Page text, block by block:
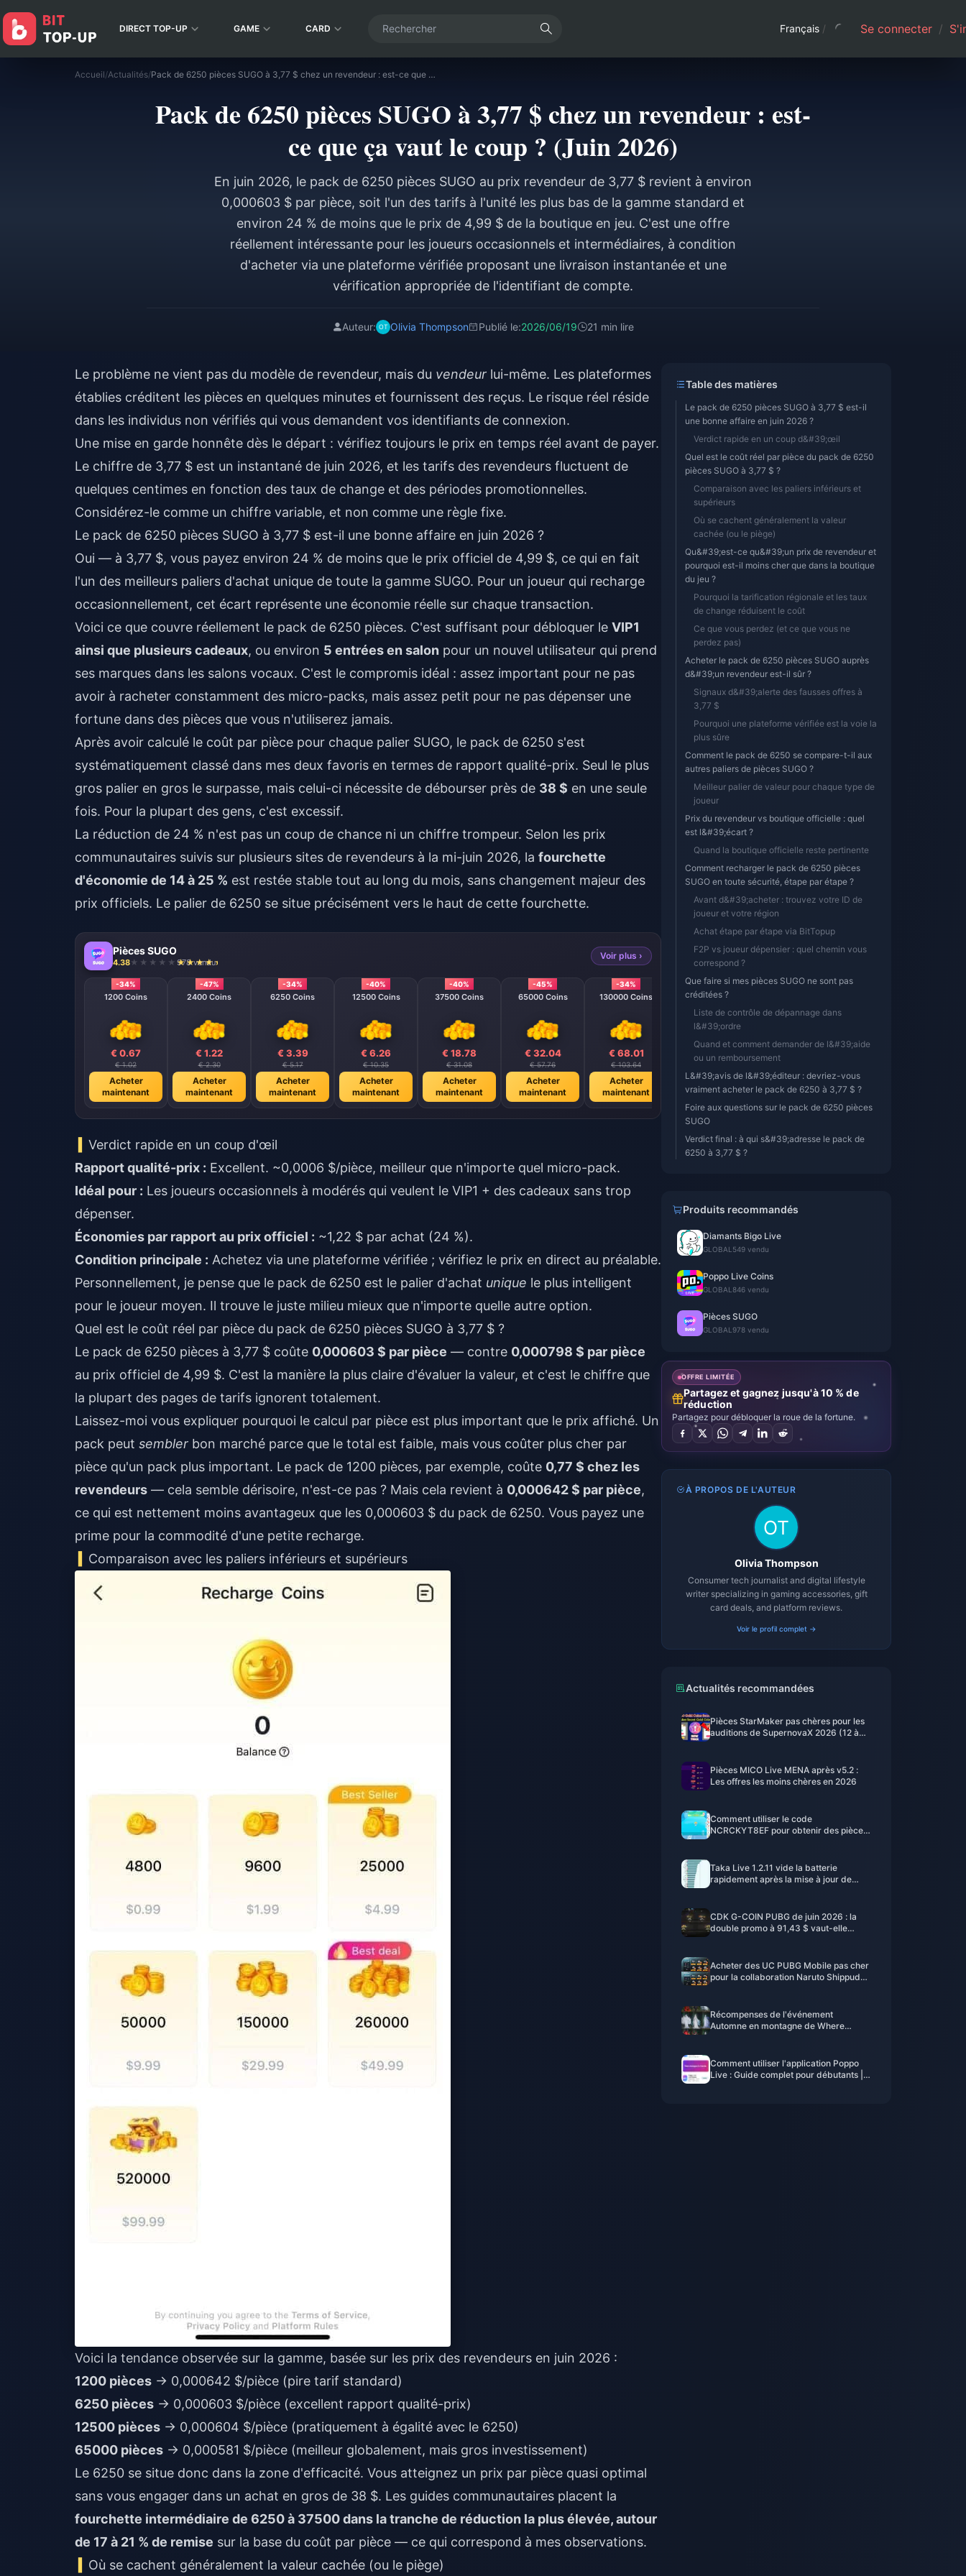
DIRECT TOP-UP GAME CARD Français / Se connecter /
Accueil/Actualités/ Pack de 6250 pièces SUGO à 3,77 $ chez un revendeur : est-ce que ça vaut le coup ? (Juin 2026)
Pack de 6250 pièces SUGO à 3,77 $ chez un revendeur : est-
ce que ça vaut le coup ? (Juin 2026)
En juin 2026, le pack de 6250 pièces SUGO au prix revendeur de 3,77 $ revient à environ
0,000603 $ par pièce, soit l'un des tarifs à l'unité les plus bas de la gamme standard et
environ 24 % de moins que le prix de 4,99 $ de la boutique en jeu. C'est une offre
réellement intéressante pour les joueurs occasionnels et intermédiaires, à condition
d'acheter via une plateforme vérifiée proposant une livraison instantanée et une
vérification appropriée de l'identifiant de compte.
Auteur: Olivia Thompson Publié le:2026/06/19 21 min lire
Le problème ne vient pas du modèle de revendeur, mais du vendeur lui-même. Les plateformes
établies créditent les pièces en quelques minutes et fournissent des reçus. Le risque réel réside
dans les individus non vérifiés qui vous demandent vos identifiants de connexion.
Une mise en garde honnête dès le départ : vérifiez toujours le prix en temps réel avant de payer.
Le chiffre de 3,77 $ est un instantané de juin 2026, et les tarifs des revendeurs fluctuent de
quelques centimes en fonction des taux de change et des périodes promotionnelles.
Considérez-le comme un chiffre variable, et non comme une règle fixe.
Le pack de 6250 pièces SUGO à 3,77 $ est-il une bonne affaire en juin 2026 ?
Oui — à 3,77 $, vous payez environ 24 % de moins que le prix officiel de 4,99 $, ce qui en fait
l'un des meilleurs paliers d'achat unique de toute la gamme SUGO. Pour un joueur qui recharge
occasionnellement, cet écart représente une économie réelle sur chaque transaction.
Voici ce que couvre réellement le pack de 6250 pièces. C'est suffisant pour débloquer le VIP1
ainsi que plusieurs cadeaux, ou environ 5 entrées en salon pour un nouvel utilisateur qui prend
ses marques dans les salons vocaux. C'est le compromis idéal : assez important pour ne pas
avoir à racheter constamment des micro-packs, mais assez petit pour ne pas dépenser une
fortune dans des pièces que vous n'utiliserez jamais.
Après avoir calculé le coût par pièce pour chaque palier SUGO, le pack de 6250 s'est
systématiquement classé dans mes deux favoris en termes de rapport qualité-prix. Seul le plus
gros palier en gros le surpasse, mais celui-ci nécessite de débourser près de 38 $ en une seule
fois. Pour la plupart des gens, c'est excessif.
La réduction de 24 % n'est pas un coup de chance ni un chiffre trompeur. Selon les prix
communautaires suivis sur plusieurs sites de revendeurs à la mi-juin 2026, la fourchette
d'économie de 14 à 25 % est restée stable tout au long du mois, sans changement majeur des
prix officiels. Le palier de 6250 se situe précisément vers le haut de cette fourchette.
Pièces SUGO
4.38 978 vendu
Voir plus ›
-34%
1200 Coins
€ 0.67
€ 1.02
Acheter
maintenant
-47%
2400 Coins
€ 1.22
€ 2.30
Acheter
maintenant
-34%
6250 Coins
€ 3.39
€ 5.17
Acheter
maintenant
-40%
12500 Coins
€ 6.26
€ 10.35
Acheter
maintenant
-40%
37500 Coins
€ 18.78
€ 31.08
Acheter
maintenant
-45%
65000 Coins
€ 32.04
€ 57.76
Acheter
maintenant
-34%
130000 Coins
€ 68.01
€ 103.64
Acheter
maintenant
Verdict rapide en un coup d'œil
Rapport qualité-prix : Excellent. ~0,0006 $/pièce, meilleur que n'importe quel micro-pack.
Idéal pour : Les joueurs occasionnels à modérés qui veulent le VIP1 + des cadeaux sans trop
dépenser.
Économies par rapport au prix officiel : ~1,22 $ par achat (24 %).
Condition principale : Achetez via une plateforme vérifiée ; vérifiez le prix en direct au préalable.
Personnellement, je pense que le pack de 6250 est le palier d'achat unique le plus intelligent
pour le joueur moyen. Il trouve le juste milieu mieux que n'importe quelle autre option.
Quel est le coût réel par pièce du pack de 6250 pièces SUGO à 3,77 $ ?
Le pack de 6250 pièces à 3,77 $ coûte 0,000603 $ par pièce — contre 0,000798 $ par pièce
au prix officiel de 4,99 $. C'est la manière la plus claire d'évaluer la valeur, et c'est le chiffre que
la plupart des pages de tarifs ignorent totalement.
Laissez-moi vous expliquer pourquoi le calcul par pièce est plus important que le prix affiché. Un
pack peut sembler bon marché parce que le total est faible, mais vous coûter plus cher par
pièce qu'un pack plus important. Le pack de 1200 pièces, par exemple, coûte 0,77 $ chez les
revendeurs — cela semble dérisoire, n'est-ce pas ? Mais cela revient à 0,000642 $ par pièce,
ce qui est nettement moins avantageux que les 0,000603 $ du pack de 6250. Vous payez une
prime pour la commodité d'une petite recharge.
Comparaison avec les paliers inférieurs et supérieurs
Voici la tendance observée sur la gamme, basée sur les prix des revendeurs en juin 2026 :
1200 pièces → 0,000642 $/pièce (pire tarif standard)
6250 pièces → 0,000603 $/pièce (excellent rapport qualité-prix)
12500 pièces → 0,000604 $/pièce (pratiquement à égalité avec le 6250)
65000 pièces → 0,000581 $/pièce (meilleur globalement, mais gros investissement)
Le 6250 se situe donc dans la zone d'efficacité. Vous atteignez un prix par pièce quasi optimal
sans vous engager dans un achat en gros de 38 $. Les guides communautaires placent la
fourchette intermédiaire de 6250 à 37500 dans la tranche de réduction la plus élevée, autour
de 17 à 21 % de remise sur la base du coût par pièce — ce qui correspond à mes observations.
Où se cachent généralement la valeur cachée (ou le piège)
Table des matières
Le pack de 6250 pièces SUGO à 3,77 $ est-il
une bonne affaire en juin 2026 ?
Verdict rapide en un coup d&#39;œil
Quel est le coût réel par pièce du pack de 6250
pièces SUGO à 3,77 $ ?
Comparaison avec les paliers inférieurs et
supérieurs
Où se cachent généralement la valeur
cachée (ou le piège)
Qu&#39;est-ce qu&#39;un prix de revendeur et
pourquoi est-il moins cher que dans la boutique
du jeu ?
Pourquoi la tarification régionale et les taux
de change réduisent le coût
Ce que vous perdez (et ce que vous ne
perdez pas)
Acheter le pack de 6250 pièces SUGO auprès
d&#39;un revendeur est-il sûr ?
Signaux d&#39;alerte des fausses offres à
3,77 $
Pourquoi une plateforme vérifiée est la voie la
plus sûre
Comment le pack de 6250 se compare-t-il aux
autres paliers de pièces SUGO ?
Meilleur palier de valeur pour chaque type de
joueur
Prix du revendeur vs boutique officielle : quel
est l&#39;écart ?
Quand la boutique officielle reste pertinente
Comment recharger le pack de 6250 pièces
SUGO en toute sécurité, étape par étape ?
Avant d&#39;acheter : trouvez votre ID de
joueur et votre région
Achat étape par étape via BitTopup
F2P vs joueur dépensier : quel chemin vous
correspond ?
Que faire si mes pièces SUGO ne sont pas
créditées ?
Liste de contrôle de dépannage dans
l&#39;ordre
Quand et comment demander de l&#39;aide
ou un remboursement
L&#39;avis de l&#39;éditeur : devriez-vous
vraiment acheter le pack de 6250 à 3,77 $ ?
Foire aux questions sur le pack de 6250 pièces
SUGO
Verdict final : à qui s&#39;adresse le pack de
6250 à 3,77 $ ?
Produits recommandés
Diamants Bigo Live
GLOBAL 549 vendu
Poppo Live Coins
GLOBAL 846 vendu
Pièces SUGO
GLOBAL 978 vendu
OFFRE LIMITÉE
Partagez et gagnez jusqu'à 10 % de
réduction
Partagez pour débloquer la roue de la fortune.
À PROPOS DE L'AUTEUR
Olivia Thompson
Consumer tech journalist and digital lifestyle
writer specializing in gaming accessories, gift
card deals, and platform reviews.
Voir le profil complet →
Actualités recommandées
Pièces StarMaker pas chères pour les
auditions de SupernovaX 2026 (12 à
Pièces MICO Live MENA après v5.2 :
Les offres les moins chères en 2026
Comment utiliser le code
NCRCKYT8EF pour obtenir des pièces
Taka Live 1.2.11 vide la batterie
rapidement après la mise à jour de
CDK G-COIN PUBG de juin 2026 : la
double promo à 91,43 $ vaut-elle
Acheter des UC PUBG Mobile pas cher
pour la collaboration Naruto Shippuden
Récompenses de l'événement
Automne en montagne de Where
Comment utiliser l'application Poppo
Live : Guide complet pour débutants |